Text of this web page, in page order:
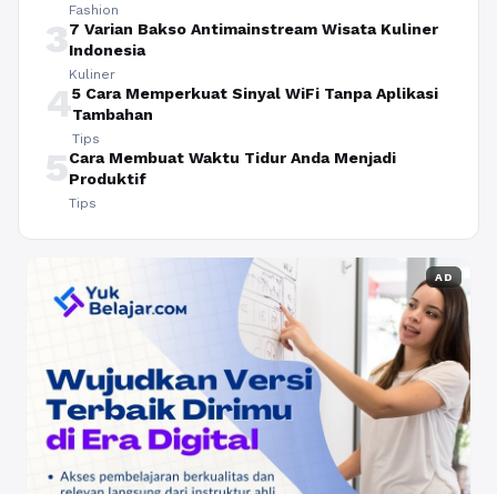
Fashion
37 Varian Bakso Antimainstream Wisata Kuliner
Indonesia
Kuliner
45 Cara Memperkuat Sinyal WiFi Tanpa Aplikasi
Tambahan
Tips
5Cara Membuat Waktu Tidur Anda Menjadi
Produktif
Tips
AD